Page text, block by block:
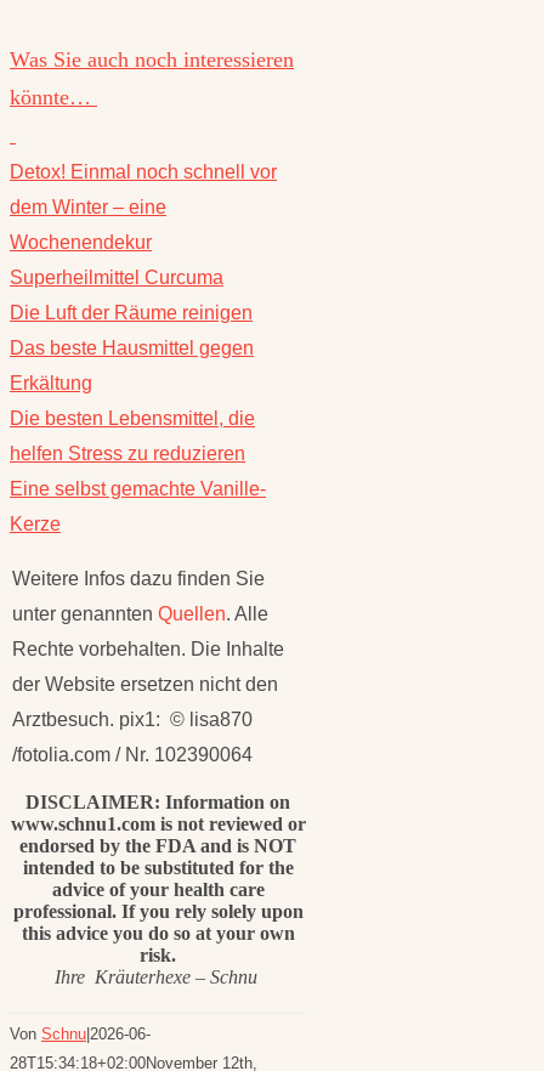
Was Sie auch noch interessieren
könnte…
Detox! Einmal noch schnell vor
dem Winter – eine
Wochenendekur
Superheilmittel Curcuma
Die Luft der Räume reinigen
Das beste Hausmittel gegen
Erkältung
Die besten Lebensmittel, die
helfen Stress zu reduzieren
Eine selbst gemachte Vanille-
Kerze
Weitere Infos dazu finden Sie
unter genannten Quellen. Alle
Rechte vorbehalten. Die Inhalte
der Website ersetzen nicht den
Arztbesuch. pix1: © lisa870
/fotolia.com / Nr. 102390064
DISCLAIMER: Information on
www.schnu1.com is not reviewed or
endorsed by the FDA and is NOT
intended to be substituted for the
advice of your health care
professional. If you rely solely upon
this advice you do so at your own
risk.
Ihre Kräuterhexe – Schnu
Von Schnu 2026-06-
28T15:34:18+02:00November 12th,